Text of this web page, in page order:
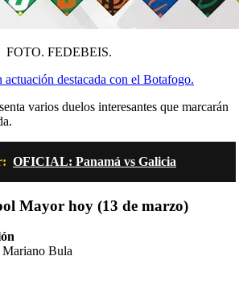
FOTO. FEDEBEIS.
destacada con el Botafogo.
varios duelos interesantes que marcarán
OFICIAL: Panamá vs Galicia
Mayor hoy (13 de marzo)
Bula